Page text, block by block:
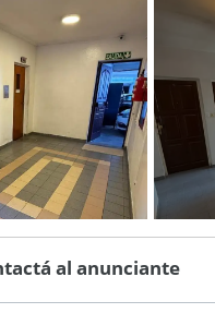
al anunciante